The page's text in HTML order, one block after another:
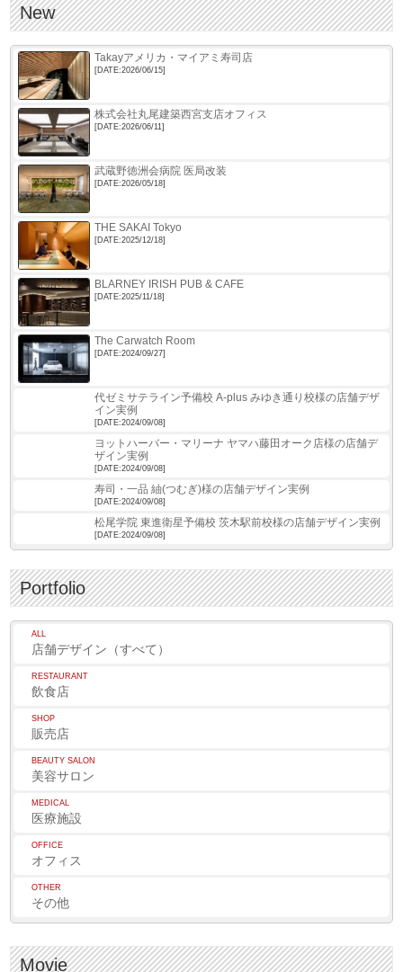
New
Takayアメリカ・マイアミ寿司店
[DATE:2026/06/15]
株式会社丸尾建築西宮支店オフィス
[DATE:2026/06/11]
武蔵野徳洲会病院 医局改装
[DATE:2026/05/18]
THE SAKAI Tokyo
[DATE:2025/12/18]
BLARNEY IRISH PUB & CAFE
[DATE:2025/11/18]
The Carwatch Room
[DATE:2024/09/27]
代ゼミサテライン予備校 A-plus みゆき通り校様の店舗デザ
イン実例
[DATE:2024/09/08]
ヨットハーバー・マリーナ ヤマハ藤田オーク店様の店舗デ
ザイン実例
[DATE:2024/09/08]
寿司・一品 紬(つむぎ)様の店舗デザイン実例
[DATE:2024/09/08]
松尾学院 東進衛星予備校 茨木駅前校様の店舗デザイン実例
[DATE:2024/09/08]
Portfolio
ALL
店舗デザイン（すべて）
RESTAURANT
飲食店
SHOP
販売店
BEAUTY SALON
美容サロン
MEDICAL
医療施設
OFFICE
オフィス
OTHER
その他
Movie